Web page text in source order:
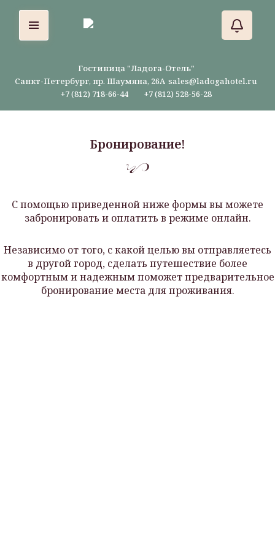
Гостиница "Ладога-Отель"
Санкт-Петербург, пр. Шаумяна, 26А sales@ladogahotel.ru
+7 (812) 718-66-44
+7 (812) 528-56-28
Бронирование!
С помощью приведенной ниже формы вы можете
забронировать и оплатить в режиме онлайн.
Независимо от того, с какой целью вы отправляетесь
в другой город, сделать путешествие более
комфортным и надежным поможет предварительное
бронирование места для проживания.